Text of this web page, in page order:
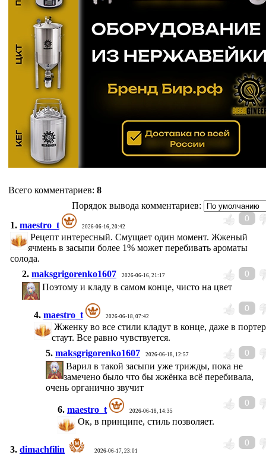
Всего комментариев: 8
Порядок вывода комментариев:
0
1. maestro_t 2026-06-16, 20:42
Рецепт интересный. Смущает один момент. Жженый
ячмень в засыпи более 1% может перебивать ароматы
солода.
0
2. maksgrigorenko1607 2026-06-16, 21:17
Поэтому и кладу в самом конце, чисто на цвет
0
4. maestro_t 2026-06-18, 07:42
Жженку во все стили кладут в конце, даже в
стаут. Все равно чувствуется.
0
5. maksgrigorenko1607 2026-06-18, 12:57
Варил в такой засыпи уже трижды, пока не
замечено было что бы жжёнка всё перебивала,
очень органично звучит
0
6. maestro_t 2026-06-18, 14:35
Ок, в принципе, стиль позволяет.
0
3. dimachfilin 2026-06-17, 23:01